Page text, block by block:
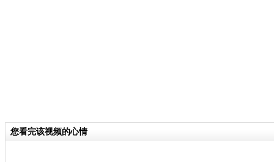
您看完该视频的心情